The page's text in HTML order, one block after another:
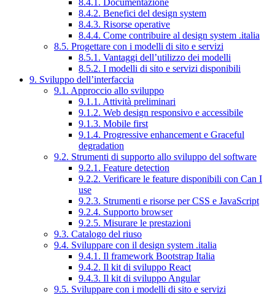
8.4.2. Benefici del design system
8.4.3. Risorse operative
8.4.4. Come contribuire al design system .italia
8.5. Progettare con i modelli di sito e servizi
8.5.1. Vantaggi dell’utilizzo dei modelli
8.5.2. I modelli di sito e servizi disponibili
9. Sviluppo dell’interfaccia
9.1. Approccio allo sviluppo
9.1.1. Attività preliminari
9.1.2. Web design responsivo e accessibile
9.1.3. Mobile first
9.1.4. Progressive enhancement e Graceful
degradation
9.2. Strumenti di supporto allo sviluppo del software
9.2.1. Feature detection
9.2.2. Verificare le feature disponibili con Can I
use
9.2.3. Strumenti e risorse per CSS e JavaScript
9.2.4. Supporto browser
9.2.5. Misurare le prestazioni
9.3. Catalogo del riuso
9.4. Sviluppare con il design system .italia
9.4.1. Il framework Bootstrap Italia
9.4.2. Il kit di sviluppo React
9.4.3. Il kit di sviluppo Angular
9.5. Sviluppare con i modelli di sito e servizi